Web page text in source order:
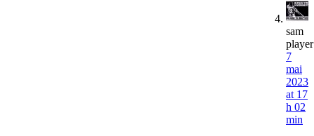
sam
player
7
mai
2023
at 17
h 02
min